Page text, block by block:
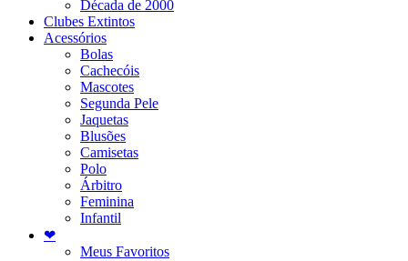
Década de 2000
Clubes Extintos
Acessórios
Bolas
Cachecóis
Mascotes
Segunda Pele
Jaquetas
Blusões
Camisetas
Polo
Árbitro
Feminina
Infantil
❤
Meus Favoritos